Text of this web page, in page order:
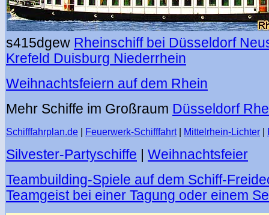
s415dgew Rheinschiff bei Düsseldorf
Krefeld Duisburg Niederrhein
Weihnachtsfeiern auf dem Rhein
Mehr Schiffe im Großraum Düsseldorf
Schifffahrplan.de Feuerwerk-Schifffahrt| Mittelrhein-Lichter
Silvester-Partyschiffe
Weihnachtsfeier
Teambuilding-Spiele auf dem Schiff-
Teamgeist bei einer Tagung oder einem